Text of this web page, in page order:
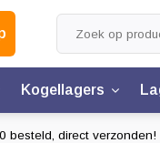
Kogellagers
besteld, direct verzonden!